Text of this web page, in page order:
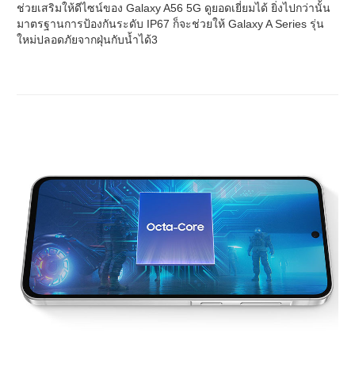
ช่วยเสริมให้ดีไซน์ของ Galaxy A56 5G ดูยอดเยี่ยมได้ ยิ่งไปกว่านั้น
มาตรฐานการป้องกันระดับ IP67 ก็จะช่วยให้ Galaxy A Series รุ่น
ใหม่ปลอดภัยจากฝุ่นกับน้ำได้3